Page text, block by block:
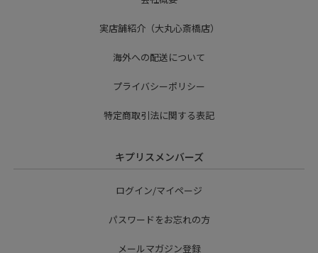
実店舗紹介（大丸心斎橋店）
海外への配送について
プライバシーポリシー
特定商取引法に関する表記
キプリスメンバーズ
ログイン/マイページ
パスワードをお忘れの方
メールマガジン登録